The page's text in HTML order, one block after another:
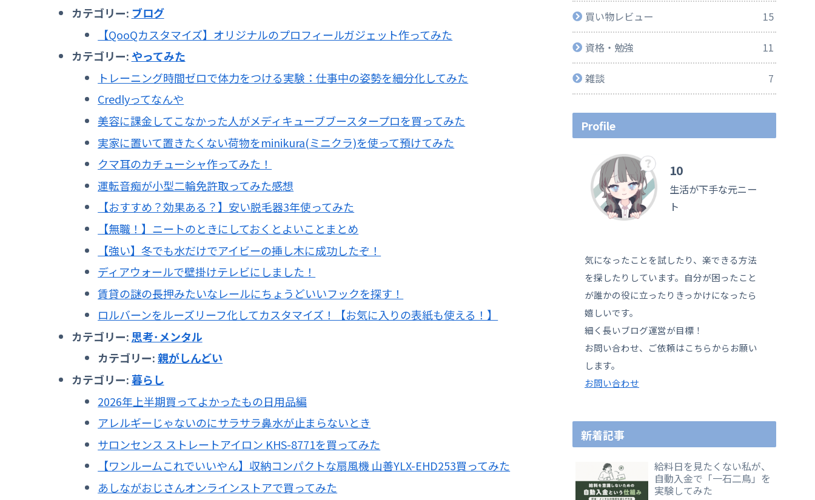
カテゴリー: ブログ
【QooQカスタマイズ】オリジナルのプロフィールガジェット作ってみた
カテゴリー: やってみた
トレーニング時間ゼロで体力をつける実験：仕事中の姿勢を細分化してみた
Credlyってなんや
美容に課金してこなかった人がメディキューブブースタープロを買ってみた
実家に置いて置きたくない荷物をminikura(ミニクラ)を使って預けてみた
クマ耳のカチューシャ作ってみた！
運転音痴が小型二輪免許取ってみた感想
【おすすめ？効果ある？】安い脱毛器3年使ってみた
【無職！】ニートのときにしておくとよいことまとめ
【強い】冬でも水だけでアイビーの挿し木に成功したぞ！
ディアウォールで壁掛けテレビにしました！
賃貸の謎の長押みたいなレールにちょうどいいフックを探す！
ロルバーンをルーズリーフ化してカスタマイズ！【お気に入りの表紙も使える！】
カテゴリー: 思考･メンタル
カテゴリー:親がしんどい
カテゴリー:暮らし
2026年上半期買ってよかったもの日用品編
アレルギーじゃないのにサラサラ鼻水が止まらないとき
サロンセンス ストレートアイロン KHS-8771を買ってみた
【ワンルームこれでいいやん】収納コンパクトな扇風機 山善YLX-EHD253買ってみた
あしながおじさんオンラインストアで買ってみた
買い物レビュー 15
資格・勉強 11
雑談 7
Profile
10
生活が下手な元ニー
ト
気になったことを試したり、楽できる方法
を探したりしています。自分が困ったこと
が誰かの役に立ったりきっかけになったら
嬉しいです。
細く長いブログ運営が目標！
お問い合わせ、ご依頼はこちらからお願い
します。
お問い合わせ
新着記事
給料日を見たくない私が、
自動入金で「一石二鳥」を
実験してみた